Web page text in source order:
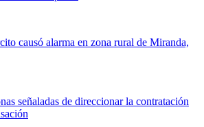
causó alarma en zona rural de Miranda,
señaladas de direccionar la contratación